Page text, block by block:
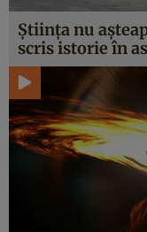
Știința nu
scris istorie în